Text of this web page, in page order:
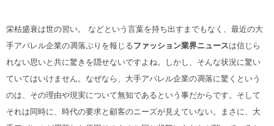
栄枯盛衰は世の習い。
などという言葉を持ち出すまでもなく、最近の大
手アパレル企業の凋落ぶりを報じるファッション業界ニュースは信じら
れない思いと共に驚きを隠せないですよね。しかし、そんな状況に驚い
ていてはいけません。なぜなら、大手アパレル企業の凋落に驚くという
のは、その理由や現実について無知であるという事だからです。そして
それは同時に、時代の要求と顧客のニーズが見えていない。まさに、大